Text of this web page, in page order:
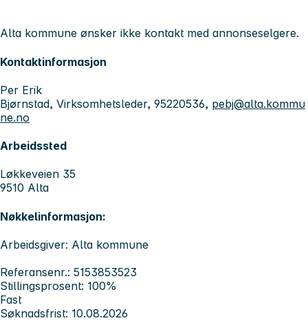
Alta kommune ønsker ikke kontakt med annonseselgere.
Kontaktinformasjon
Per Erik
Bjørnstad, Virksomhetsleder, 95220536, pebj@alta.kommu
ne.no
Arbeidssted
Løkkeveien 35
9510 Alta
Nøkkelinformasjon:
Arbeidsgiver: Alta kommune
Referansenr.: 5153853523
Stillingsprosent: 100%
Fast
Søknadsfrist: 10.08.2026